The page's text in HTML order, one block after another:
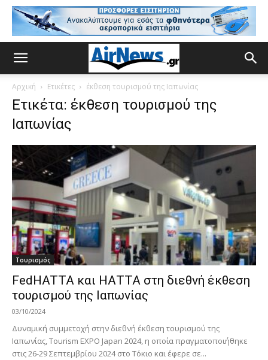
Αρχική Ετικέτες έκθεση τουρισμού της Ιαπωνίας
Ετικέτα: έκθεση τουρισμού της
Ιαπωνίας
Τουρισμός
FedHATTA και ΗΑΤΤΑ στη διεθνή έκθεση
τουρισμού της Ιαπωνίας
03/10/2024
Δυναμική συμμετοχή στην διεθνή έκθεση τουρισμού της
Ιαπωνίας, Tourism EXPO Japan 2024, η οποία πραγματοποιήθηκε
στις 26-29 Σεπτεμβρίου 2024 στο Τόκιο και έφερε σε...